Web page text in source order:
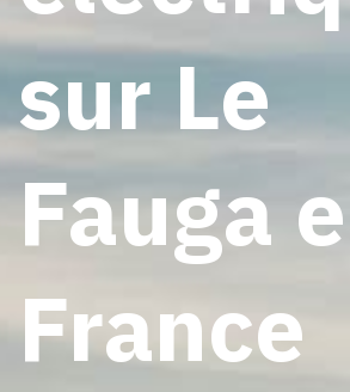
sur Le
Fauga
France